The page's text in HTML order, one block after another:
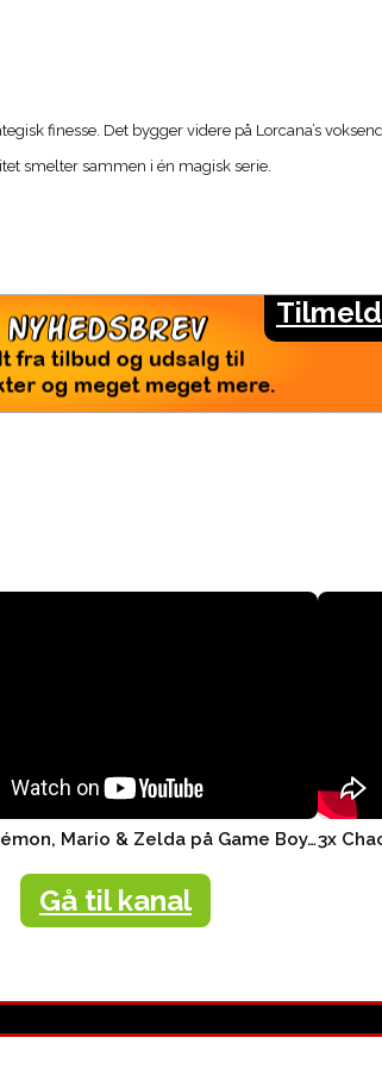
finesse. Det bygger videre på Lorcana’s
smelter sammen i én magisk serie.
NYHEDSBREV
tilbud og udsalg til
og meget meget mere.
Tilmeld
Retro Pokémon, Mario & Zelda på Game Boy, Nintendo Switch ..
Gå til kanal